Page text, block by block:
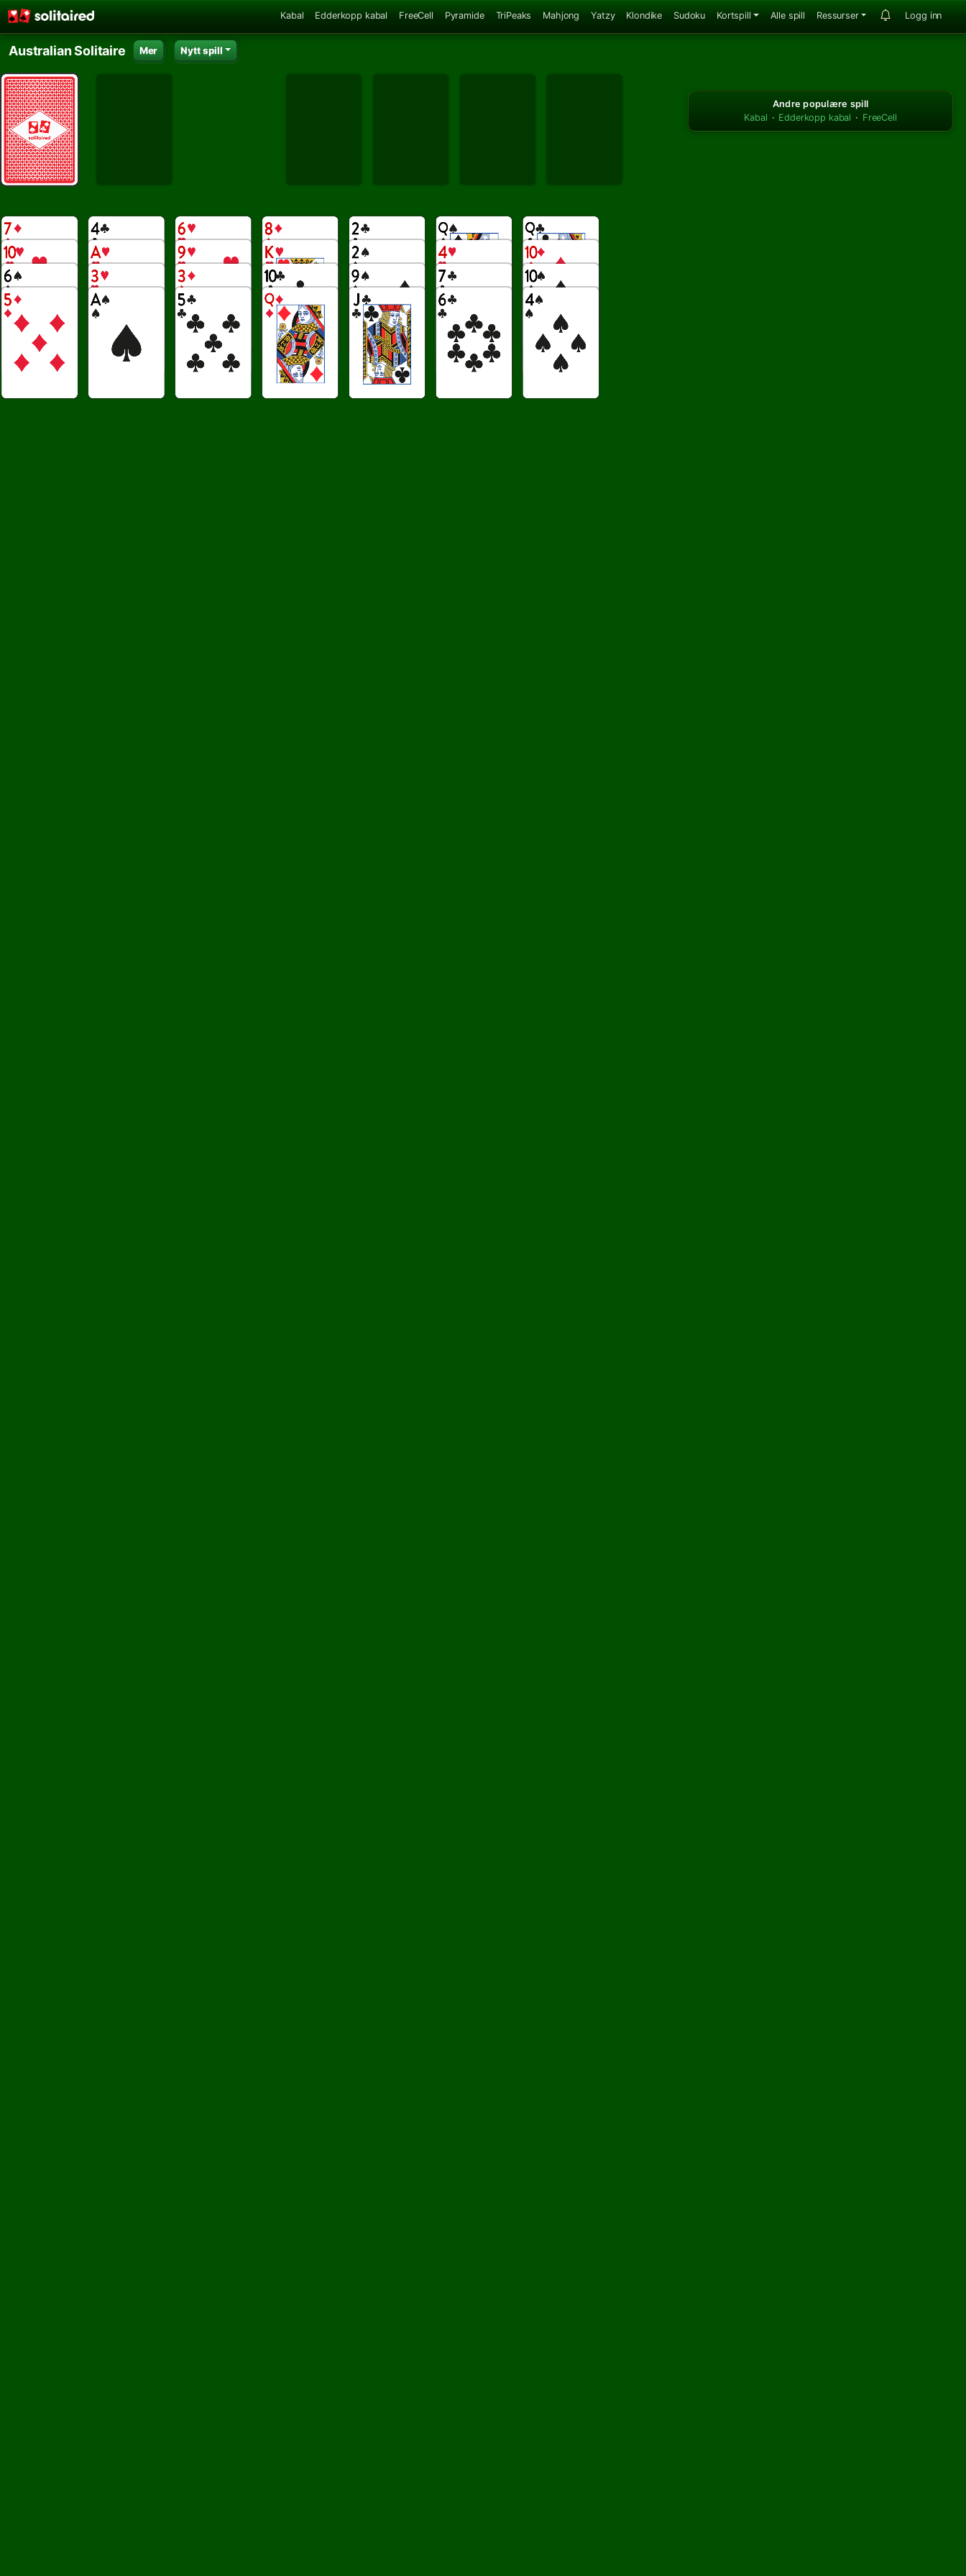
Kabal Edderkopp kabal FreeCell Pyramide TriPeaks Mahjong Yatzy Klondike Sudoku Kortspill Alle spill Ressurser Logg inn
Australian Solitaire Mer Nytt spill
Andre populære spill
Kabal · Edderkopp kabal · FreeCell